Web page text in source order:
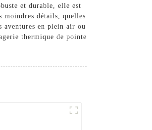
et durable, elle est
moindres détails, quelles
aventures en plein air ou
thermique de pointe